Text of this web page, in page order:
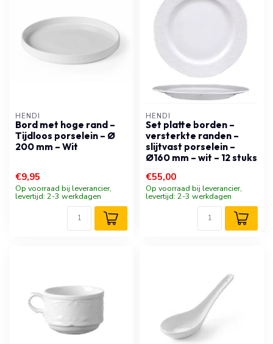
HENDI
Bord met hoge rand –
Tijdloos porselein – Ø
200 mm – Wit
€9,95
Op voorraad bij leverancier,
levertijd: 2-3 werkdagen
HENDI
Set platte borden –
versterkte randen –
slijtvast porselein –
Ø160 mm – wit – 12 stuks
€55,00
Op voorraad bij leverancier,
levertijd: 2-3 werkdagen